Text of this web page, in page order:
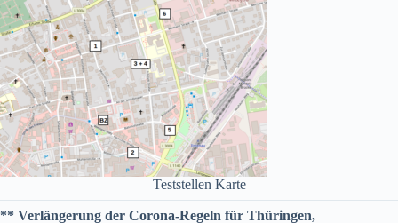
Teststellen Karte
** Verlängerung der Corona-Regeln für Thüringen,